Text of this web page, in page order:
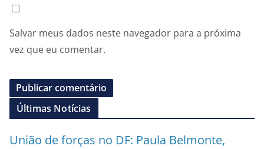
Salvar meus dados neste navegador para a próxima
vez que eu comentar.
Últimas Notícias
União de forças no DF: Paula Belmonte,